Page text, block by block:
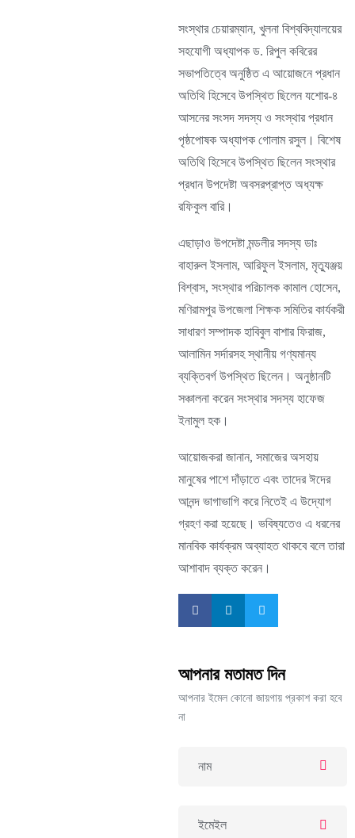
সংস্থার চেয়ারম্যান, খুলনা বিশ্ববিদ্যালয়ের
সহযোগী অধ্যাপক ড. রিপুল কবিরের
সভাপতিত্বে অনুষ্ঠিত এ আয়োজনে প্রধান
অতিথি হিসেবে উপস্থিত ছিলেন যশোর-৪
আসনের সংসদ সদস্য ও সংস্থার প্রধান
পৃষ্ঠপোষক অধ্যাপক গোলাম রসুল। বিশেষ
অতিথি হিসেবে উপস্থিত ছিলেন সংস্থার
প্রধান উপদেষ্টা অবসরপ্রাপ্ত অধ্যক্ষ
রফিকুল বারি।
এছাড়াও উপদেষ্টা মন্ডলীর সদস্য ডাঃ
বাহারুল ইসলাম, আরিফুল ইসলাম, মৃত্যুঞ্জয়
বিশ্বাস, সংস্থার পরিচালক কামাল হোসেন,
মণিরামপুর উপজেলা শিক্ষক সমিতির কার্যকরী
সাধারণ সম্পাদক হাবিবুল বাশার ফিরাজ,
আলামিন সর্দারসহ স্থানীয় গণ্যমান্য
ব্যক্তিবর্গ উপস্থিত ছিলেন। অনুষ্ঠানটি
সঞ্চালনা করেন সংস্থার সদস্য হাফেজ
ইনামুল হক।
আয়োজকরা জানান, সমাজের অসহায়
মানুষের পাশে দাঁড়াতে এবং তাদের ঈদের
আনন্দ ভাগাভাগি করে নিতেই এ উদ্যোগ
গ্রহণ করা হয়েছে। ভবিষ্যতেও এ ধরনের
মানবিক কার্যক্রম অব্যাহত থাকবে বলে তারা
আশাবাদ ব্যক্ত করেন।
আপনার মতামত দিন
আপনার ইমেল কোনো জায়গায় প্রকাশ করা হবে
না